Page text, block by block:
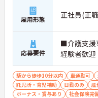
雇用形態 正社員(正
応募要件
■介護支援
経験者歓
駅から徒歩10分以内 車通勤可
託児所・育児補助
日勤のみ
産
ボーナス・賞与あり
社会保険完